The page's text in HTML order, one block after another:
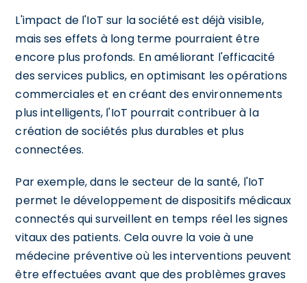
L'impact de l'IoT sur la société est déjà visible,
mais ses effets à long terme pourraient être
encore plus profonds. En améliorant l'efficacité
des services publics, en optimisant les opérations
commerciales et en créant des environnements
plus intelligents, l'IoT pourrait contribuer à la
création de sociétés plus durables et plus
connectées.
Par exemple, dans le secteur de la santé, l'IoT
permet le développement de dispositifs médicaux
connectés qui surveillent en temps réel les signes
vitaux des patients. Cela ouvre la voie à une
médecine préventive où les interventions peuvent
être effectuées avant que des problèmes graves